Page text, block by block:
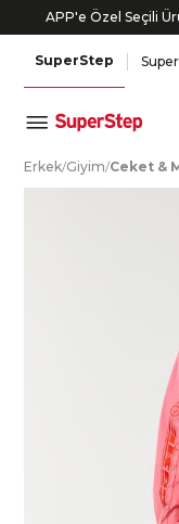
APP'e Özel Seçili
SuperStep
Erkek/Giyim/Ceket &